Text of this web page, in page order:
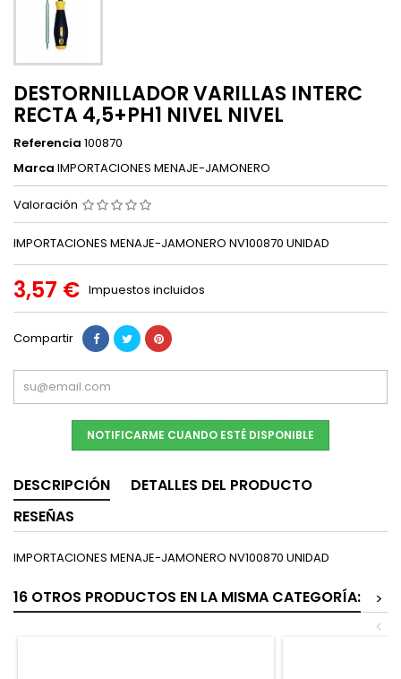
DESTORNILLADOR VARILLAS INTERC
RECTA 4,5+PH1 NIVEL NIVEL
Referencia 100870
Marca IMPORTACIONES MENAJE-JAMONERO
Valoración
IMPORTACIONES MENAJE-JAMONERO NV100870 UNIDAD
3,57 € Impuestos incluidos
Compartir
NOTIFICARME CUANDO ESTÉ DISPONIBLE
DESCRIPCIÓN
DETALLES DEL PRODUCTO
RESEÑAS
IMPORTACIONES MENAJE-JAMONERO NV100870 UNIDAD
16 OTROS PRODUCTOS EN LA MISMA CATEGORÍA:
>
<